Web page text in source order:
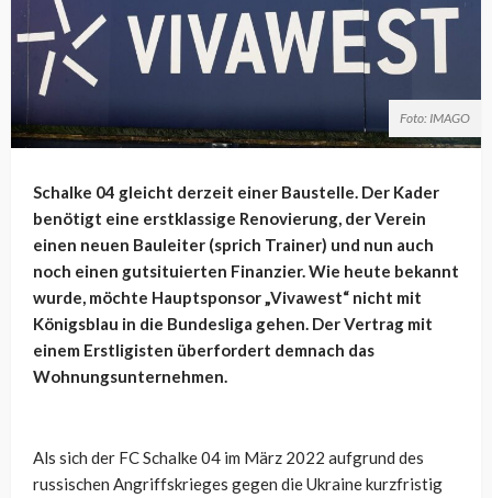
Foto: IMAGO
Schalke 04 gleicht derzeit einer Baustelle. Der Kader
benötigt eine erstklassige Renovierung, der Verein
einen neuen Bauleiter (sprich Trainer) und nun auch
noch einen gutsituierten Finanzier. Wie heute bekannt
wurde, möchte Hauptsponsor „Vivawest“ nicht mit
Königsblau in die Bundesliga gehen. Der Vertrag mit
einem Erstligisten überfordert demnach das
Wohnungsunternehmen.
Als sich der FC Schalke 04 im März 2022 aufgrund des
russischen Angriffskrieges gegen die Ukraine kurzfristig